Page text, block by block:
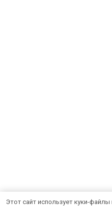
Этот сайт использует куки-